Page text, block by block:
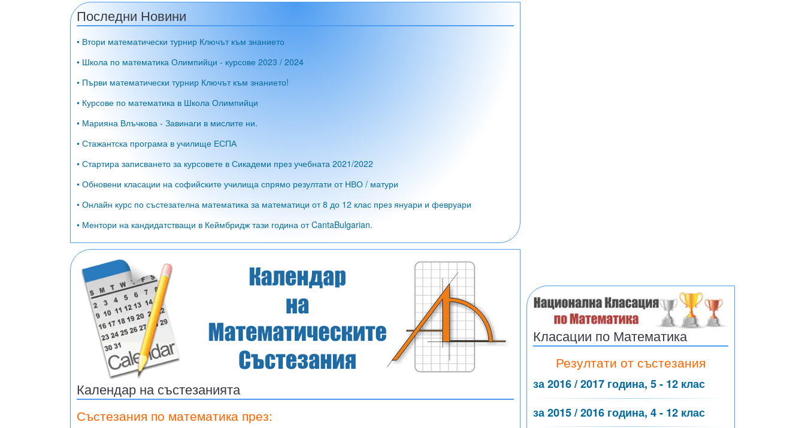
Последни Новини
• Втори математически турнир Ключът към знанието
• Школа по математика Олимпийци - курсове 2023 / 2024
• Първи математически турнир Ключът към знанието!
• Курсове по математика в Школа Олимпийци
• Марияна Влъчкова - Завинаги в мислите ни.
• Стажантска програма в училище ЕСПА
• Стартира записването за курсовете в Сикадеми през учебната 2021/2022
• Обновени класации на софийските училища спрямо резултати от НВО / матури
• Онлайн курс по състезателна математика за математици от 8 до 12 клас през януари и февруари
• Ментори на кандидатстващи в Кеймбридж тази година от CantaBulgarian.
Календар на състезанията
Състезания по математика през:
Класации по Математика
Резултати от състезания
за 2016 / 2017 година, 5 - 12 клас
за 2015 / 2016 година, 4 - 12 клас